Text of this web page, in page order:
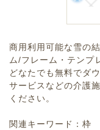
商用利用可能な雪の
ム/フレーム・テンプ
どなたでも無料でダ
サービスなどの介護
ください。
関連キーワード：枠